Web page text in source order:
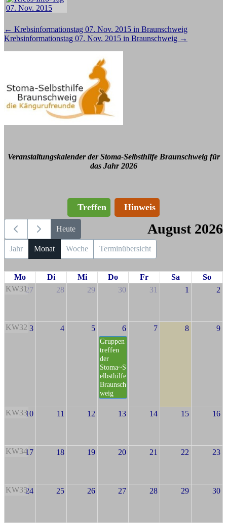
Beitragsnavigation
← Krebsinformationstag 07. Nov. 2015 in Braunschweig
Krebsinformationstag 07. Nov. 2015 in Braunschweig →
Veranstaltungskalender der Stoma-Selbsthilfe Braunschweig für
das Jahr 2026
Treffen Hinweis
Heute August 2026
Jahr Monat Woche Terminübersicht
Mo Di Mi Do Fr Sa
So
KW3127 28 29 30 31 1 2
KW32 3 4 5 6
Gruppen
treffen
der
Stoma~S
elbsthilfe
Braunsch
weig
7 8 9
KW3310 11 12 13 14 15 16
KW3417 18 19 20 21 22 23
KW3524 25 26 27 28 29 30